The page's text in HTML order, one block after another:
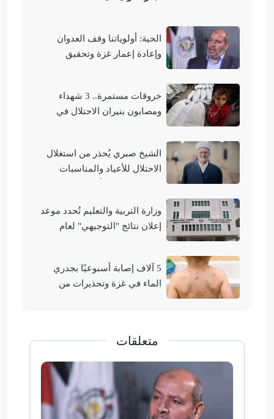
الحية: أولوياتنا وقف العدوان
وإعادة إعمار غزة وتحقيق
خروقات مستمرة.. 3 شهداء
ومصابون بنيران الاحتلال في
الشيخ صبري يُحذر من استغلال
الاحتلال للأعياد والمناسبات
وزارة التربية والتعليم تُحدد موعد
إعلان نتائج "التوجيهي" لعام
5 آلاف إصابة أسبوعيًا بجدري
الماء في غزة وتحذيرات من
متعلقات